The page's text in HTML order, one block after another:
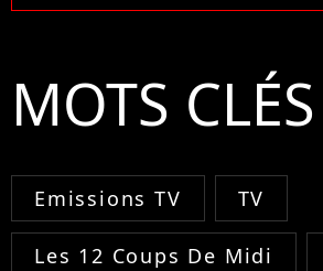
MOTS CLÉS
Emissions TV TV
Les 12 Coups De Midi